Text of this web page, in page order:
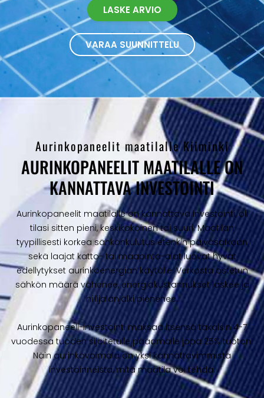
LASKE ARVIO
VARAA SUUNNITTELU
Aurinkopaneelit maatilalle Kiiminki
AURINKOPANEELIT MAATILALLE ON
KANNATTAVA INVESTOINTI
Aurinkopaneelit maatilalle on kannattava investointi, oli
tilasi sitten pieni, keskikokoinen tai suuri. Maatilan
tyypillisesti korkea sähkönkulutus etenkin päiväsaikaan
sekä laajat katto- tai maapinta-alat luovat hyvät
edellytykset aurinkoenergian käytölle. Verkosta ostetun
sähkön määrä vähenee, energiakustannukset laskee ja
hiilijalanjälki pienenee.
Aurinkopaneeli-investointi maksaa itsensä takaisin 4-7
vuodessa tuoden sijoitetulle pääomalle jopa 25% tuoton!
Näin aurinkovoimala on yksi kannattavimmista
investoinneista, mitä maatila voi tehdä.